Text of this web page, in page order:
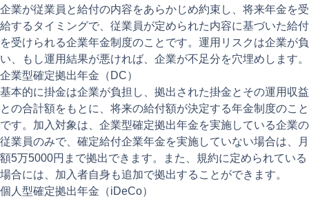
企業が従業員と給付の内容をあらかじめ約束し、将来年金を受
給するタイミングで、従業員が定められた内容に基づいた給付
を受けられる企業年金制度のことです。運用リスクは企業が負
い、もし運用結果が悪ければ、企業が不足分を穴埋めします。
企業型確定拠出年金（DC）
基本的に掛金は企業が負担し、拠出された掛金とその運用収益
との合計額をもとに、将来の給付額が決定する年金制度のこと
です。加入対象は、企業型確定拠出年金を実施している企業の
従業員のみで、確定給付企業年金を実施していない場合は、月
額5万5000円まで拠出できます。また、規約に定められている
場合には、加入者自身も追加で拠出することができます。
個人型確定拠出年金（iDeCo）